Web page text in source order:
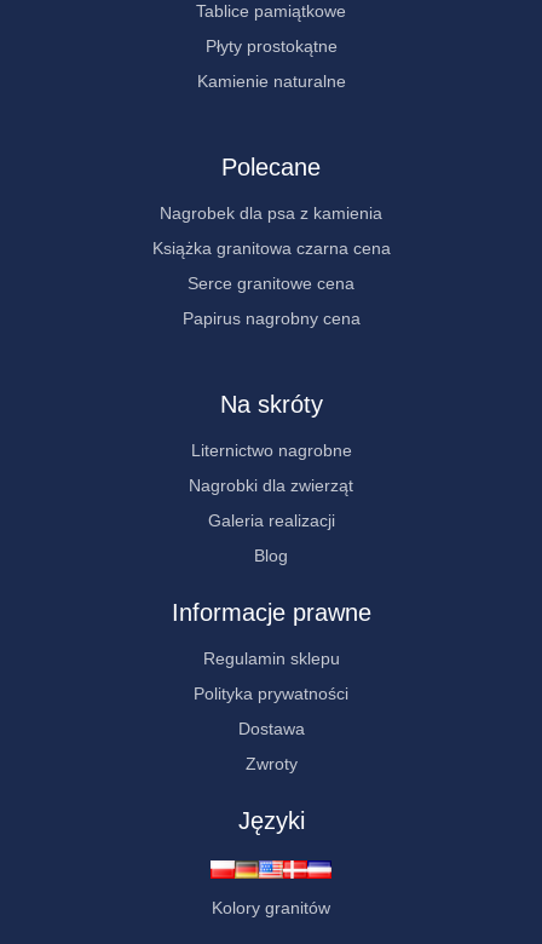
Tablice pamiątkowe
Płyty prostokątne
Kamienie naturalne
Polecane
Nagrobek dla psa z kamienia
Książka granitowa czarna cena
Serce granitowe cena
Papirus nagrobny cena
Na skróty
Liternictwo nagrobne
Nagrobki dla zwierząt
Galeria realizacji
Blog
Informacje prawne
Regulamin sklepu
Polityka prywatności
Dostawa
Zwroty
Języki
Kolory granitów